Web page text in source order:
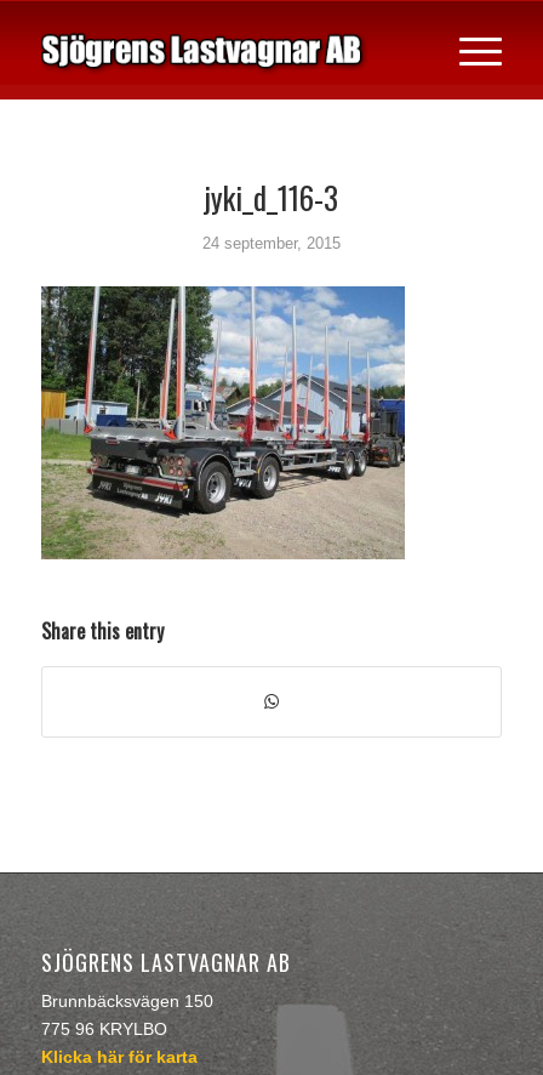
jyki_d_116-3
24 september, 2015
Share this entry
SJÖGRENS LASTVAGNAR AB
Brunnbäcksvägen 150
775 96 KRYLBO
Klicka här för karta